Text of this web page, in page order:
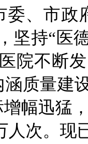
市政
坚持“医
院不断
质量建
幅迅猛
人次。现